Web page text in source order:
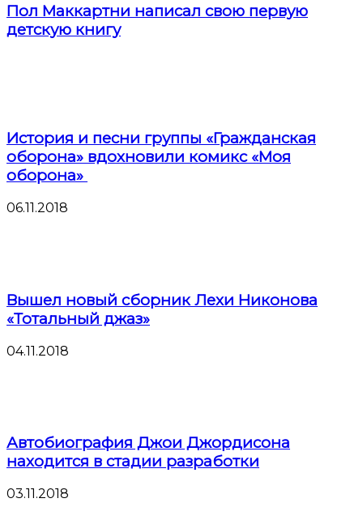
Пол Маккартни написал свою первую
детскую книгу
История и песни группы «Гражданская
оборона» вдохновили комикс «Моя
оборона»
06.11.2018
Вышел новый сборник Лехи Никонова
«Тотальный джаз»
04.11.2018
Автобиография Джои Джордисона
находится в стадии разработки
03.11.2018